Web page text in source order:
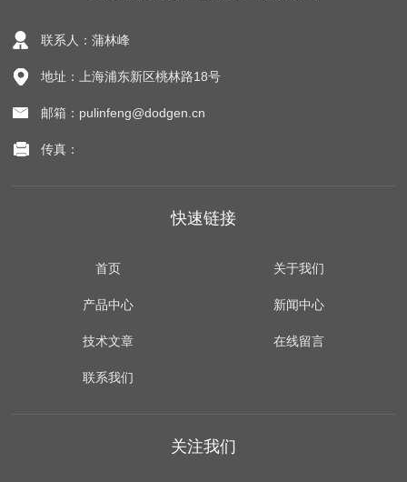
联系人：蒲林峰
地址：上海浦东新区桃林路18号
邮箱：pulinfeng@dodgen.cn
传真：
快速链接
首页 关于我们
产品中心 新闻中心
技术文章 在线留言
联系我们
关注我们